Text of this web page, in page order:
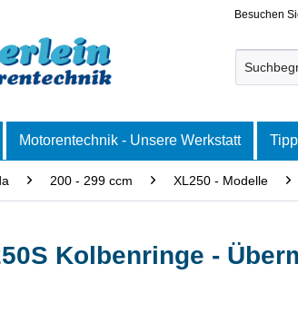
Besuchen
Motorentechnik - Unsere Werkstatt
200 - 299 ccm XL250 - Modelle
Kolbenringe -